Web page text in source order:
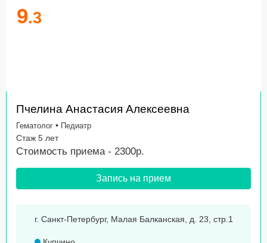
9.3
Пчелина Анастасия Алексеевна
Гематолог • Педиатр
Стаж 5 лет
Стоимость приема - 2300р.
Запись на прием
г. Санкт-Петербург, Малая Балканская, д. 23, стр.1